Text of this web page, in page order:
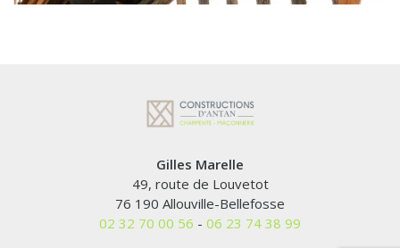
Renovation de manoir, encorbellement
Gilles Marelle
49, route de Louvetot
76 190 Allouville-Bellefosse
02 32 70 00 56 - 06 23 74 38 99